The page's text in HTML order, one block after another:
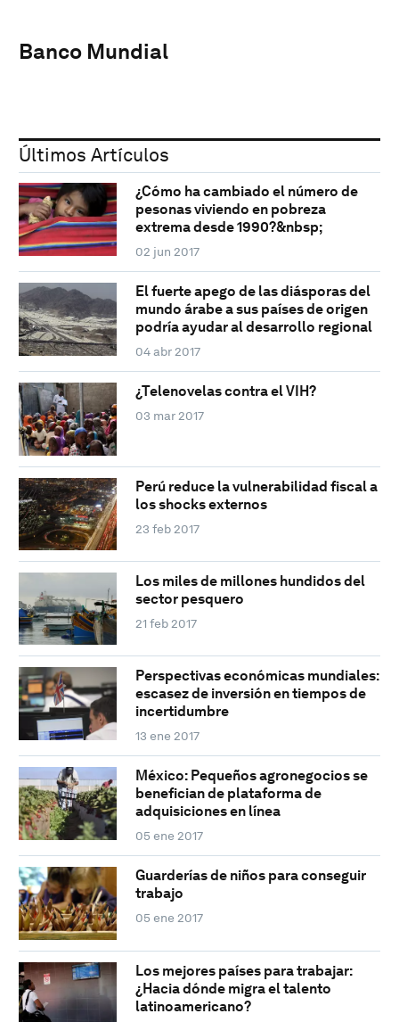
Banco Mundial
Últimos Artículos
¿Cómo ha cambiado el número de
pesonas viviendo en pobreza
extrema desde 1990?&nbsp;
02 jun 2017
El fuerte apego de las diásporas del
mundo árabe a sus países de origen
podría ayudar al desarrollo regional
04 abr 2017
¿Telenovelas contra el VIH?
03 mar 2017
Perú reduce la vulnerabilidad fiscal a
los shocks externos
23 feb 2017
Los miles de millones hundidos del
sector pesquero
21 feb 2017
Perspectivas económicas mundiales:
escasez de inversión en tiempos de
incertidumbre
13 ene 2017
México: Pequeños agronegocios se
benefician de plataforma de
adquisiciones en línea
05 ene 2017
Guarderías de niños para conseguir
trabajo
05 ene 2017
Los mejores países para trabajar:
¿Hacia dónde migra el talento
latinoamericano?